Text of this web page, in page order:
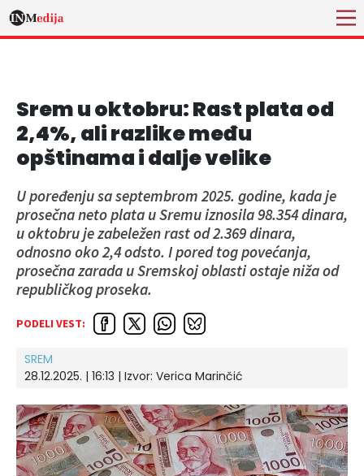
Srem u oktobru: Rast plata od
2,4%, ali razlike među
opštinama i dalje velike
U poređenju sa septembrom 2025. godine, kada je
prosečna neto plata u Sremu iznosila 98.354 dinara,
u oktobru je zabeležen rast od 2.369 dinara,
odnosno oko 2,4 odsto. I pored tog povećanja,
prosečna zarada u Sremskoj oblasti ostaje niža od
republičkog proseka.
PODELI VEST:
SREM
28.12.2025. | 16:13 | Izvor: Verica Marinčić